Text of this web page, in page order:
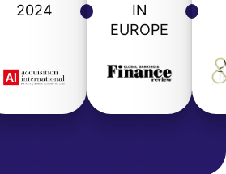
2024
IN
EUROPE